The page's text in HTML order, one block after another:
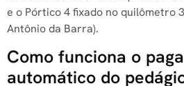
e o Pórtico 4 fixado no quilômetro
Antônio da Barra).
Como funciona o
automático do